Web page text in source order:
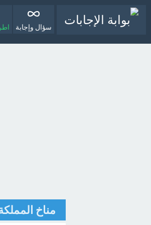
سؤال وإجابة
مناخ